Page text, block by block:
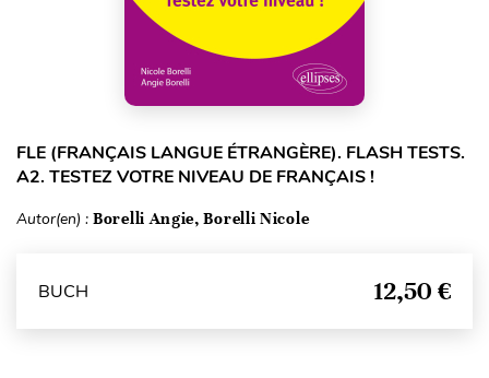
FLE (FRANÇAIS LANGUE ÉTRANGÈRE). FLASH TESTS.
A2. TESTEZ VOTRE NIVEAU DE FRANÇAIS !
Autor(en) : Borelli Angie, Borelli Nicole
BUCH 12,50 €